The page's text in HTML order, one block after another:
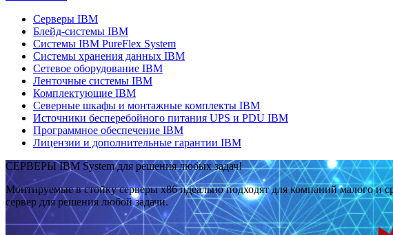
Серверы IBM
Блейд-системы IBM
Системы IBM PureFlex System
Системы хранения данных IBM
Сетевое оборудование IBM
Ленточные системы IBM
Комплектующие IBM
Северные шкафы и монтажные комплекты IBM
Источники бесперебойного питания UPS и PDU IBM
Программное обеспечение IBM
Лицензии и дополнительные гарантии IBM
СЕРВЕРЫ IBM System для решения любых задач!
Монтируемые в стойку серверы x86 идеально подходят для компаний малого и
сервер для решения любой задачи.